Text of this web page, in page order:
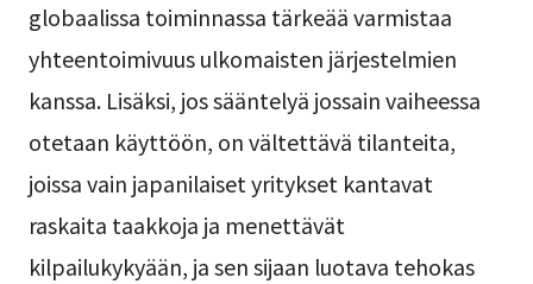
globaalissa toiminnassa tärkeää varmistaa
yhteentoimivuus ulkomaisten järjestelmien
kanssa. Lisäksi, jos sääntelyä jossain vaiheessa
otetaan käyttöön, on vältettävä tilanteita,
joissa vain japanilaiset yritykset kantavat
raskaita taakkoja ja menettävät
kilpailukykyään, ja sen sijaan luotava tehokas